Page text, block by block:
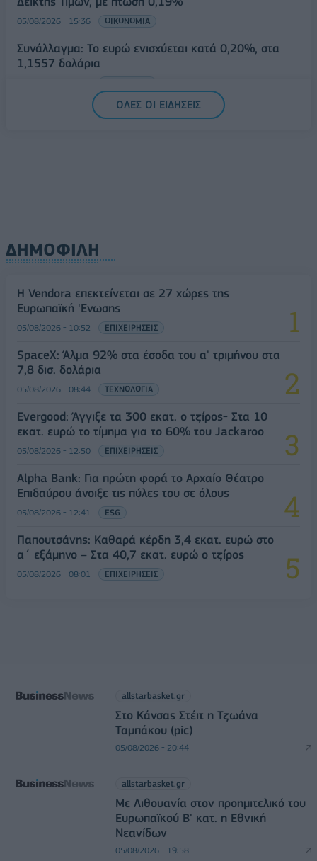
05/08/2026 - 15:36 ΟΙΚΟΝΟΜΙΑ
Συνάλλαγμα: Το ευρώ ενισχύεται κατά 0,20%, στα
1,1557 δολάρια
ΟΛΕΣ ΟΙ ΕΙΔΗΣΕΙΣ
ΔΗΜΟΦΙΛΗ
Η Vendora επεκτείνεται σε 27 χώρες της
Ευρωπαϊκή 'Ενωσης
05/08/2026 - 10:52 ΕΠΙΧΕΙΡΗΣΕΙΣ
SpaceX: Άλμα 92% στα έσοδα του α' τριμήνου στα
7,8 δισ. δολάρια
05/08/2026 - 08:44 ΤΕΧΝΟΛΟΓΙΑ
Evergood: Άγγιξε τα 300 εκατ. ο τζίρος- Στα 10
εκατ. ευρώ το τίμημα για το 60% του Jackaroo
05/08/2026 - 12:50 ΕΠΙΧΕΙΡΗΣΕΙΣ
Alpha Bank: Για πρώτη φορά το Αρχαίο Θέατρο
Επιδαύρου άνοιξε τις πύλες του σε όλους
05/08/2026 - 12:41 ESG
Παπουτσάνης: Καθαρά κέρδη 3,4 εκατ. ευρώ στο
α΄ εξάμηνο – Στα 40,7 εκατ. ευρώ ο τζίρος
05/08/2026 - 08:01 ΕΠΙΧΕΙΡΗΣΕΙΣ
allstarbasket.gr
Στο Κάνσας Στέιτ η Τζωάνα
Ταμπάκου (pic)
05/08/2026 - 20:44
allstarbasket.gr
Με Λιθουανία στον προημιτελικό του
Ευρωπαϊκού Β' κατ. η Εθνική
Νεανίδων
05/08/2026 - 19:58